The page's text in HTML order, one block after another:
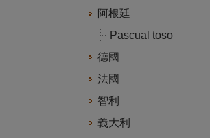
阿根廷
Pascual toso
德國
法國
智利
義大利